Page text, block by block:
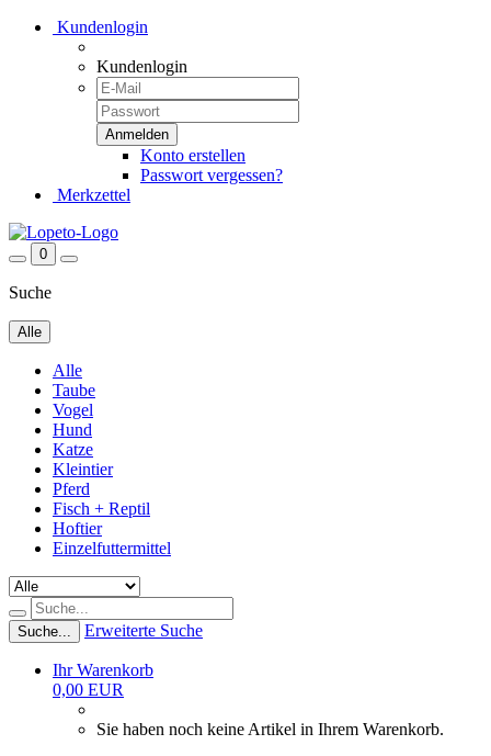
Kundenlogin
Kundenlogin
Konto erstellen
Passwort vergessen?
Merkzettel
0
Suche
Alle
Alle
Taube
Vogel
Hund
Katze
Kleintier
Pferd
Fisch + Reptil
Hoftier
Einzelfuttermittel
Suche... Erweiterte Suche
Ihr Warenkorb
0,00 EUR
Sie haben noch keine Artikel in Ihrem Warenkorb.